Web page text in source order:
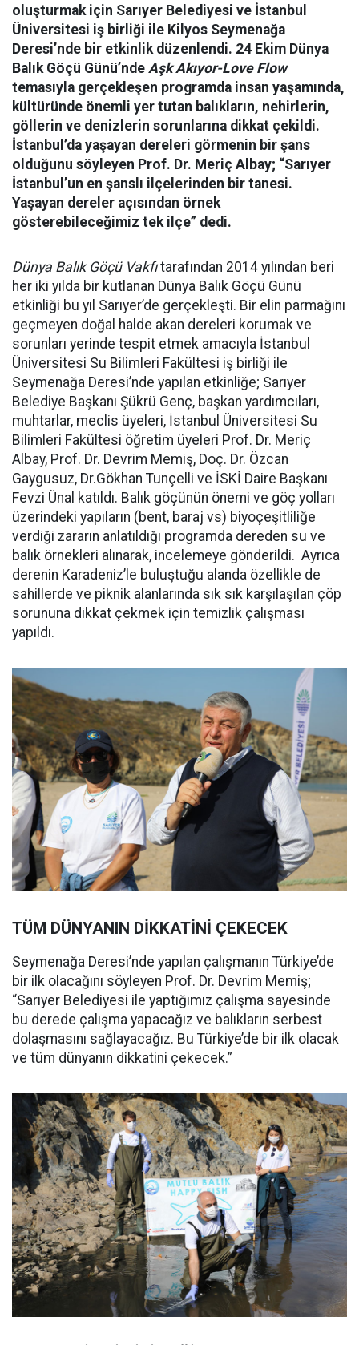
oluşturmak için Sarıyer Belediyesi ve İstanbul
Üniversitesi iş birliği ile Kilyos Seymenağa
Deresi’nde bir etkinlik düzenlendi. 24 Ekim Dünya
Balık Göçü Günü’nde Aşk Akıyor-Love Flow
temasıyla gerçekleşen programda insan yaşamında,
kültüründe önemli yer tutan balıkların, nehirlerin,
göllerin ve denizlerin sorunlarına dikkat çekildi.
İstanbul’da yaşayan dereleri görmenin bir şans
olduğunu söyleyen Prof. Dr. Meriç Albay; “Sarıyer
İstanbul’un en şanslı ilçelerinden bir tanesi.
Yaşayan dereler açısından örnek
gösterebileceğimiz tek ilçe” dedi.
Dünya Balık Göçü Vakfıtarafından 2014 yılından beri
her iki yılda bir kutlanan Dünya Balık Göçü Günü
etkinliği bu yıl Sarıyer’de gerçekleşti. Bir elin parmağını
geçmeyen doğal halde akan dereleri korumak ve
sorunları yerinde tespit etmek amacıyla İstanbul
Üniversitesi Su Bilimleri Fakültesi iş birliği ile
Seymenağa Deresi’nde yapılan etkinliğe; Sarıyer
Belediye Başkanı Şükrü Genç, başkan yardımcıları,
muhtarlar, meclis üyeleri, İstanbul Üniversitesi Su
Bilimleri Fakültesi öğretim üyeleri Prof. Dr. Meriç
Albay, Prof. Dr. Devrim Memiş, Doç. Dr. Özcan
Gaygusuz, Dr.Gökhan Tunçelli ve İSKİ Daire Başkanı
Fevzi Ünal katıldı. Balık göçünün önemi ve göç yolları
üzerindeki yapıların (bent, baraj vs) biyoçeşitliliğe
verdiği zararın anlatıldığı programda dereden su ve
balık örnekleri alınarak, incelemeye gönderildi. Ayrıca
derenin Karadeniz’le buluştuğu alanda özellikle de
sahillerde ve piknik alanlarında sık sık karşılaşılan çöp
sorununa dikkat çekmek için temizlik çalışması
yapıldı.
TÜM DÜNYANIN DİKKATİNİ ÇEKECEK
Seymenağa Deresi’nde yapılan çalışmanın Türkiye’de
bir ilk olacağını söyleyen Prof. Dr. Devrim Memiş;
“Sarıyer Belediyesi ile yaptığımız çalışma sayesinde
bu derede çalışma yapacağız ve balıkların serbest
dolaşmasını sağlayacağız. Bu Türkiye’de bir ilk olacak
ve tüm dünyanın dikkatini çekecek.”